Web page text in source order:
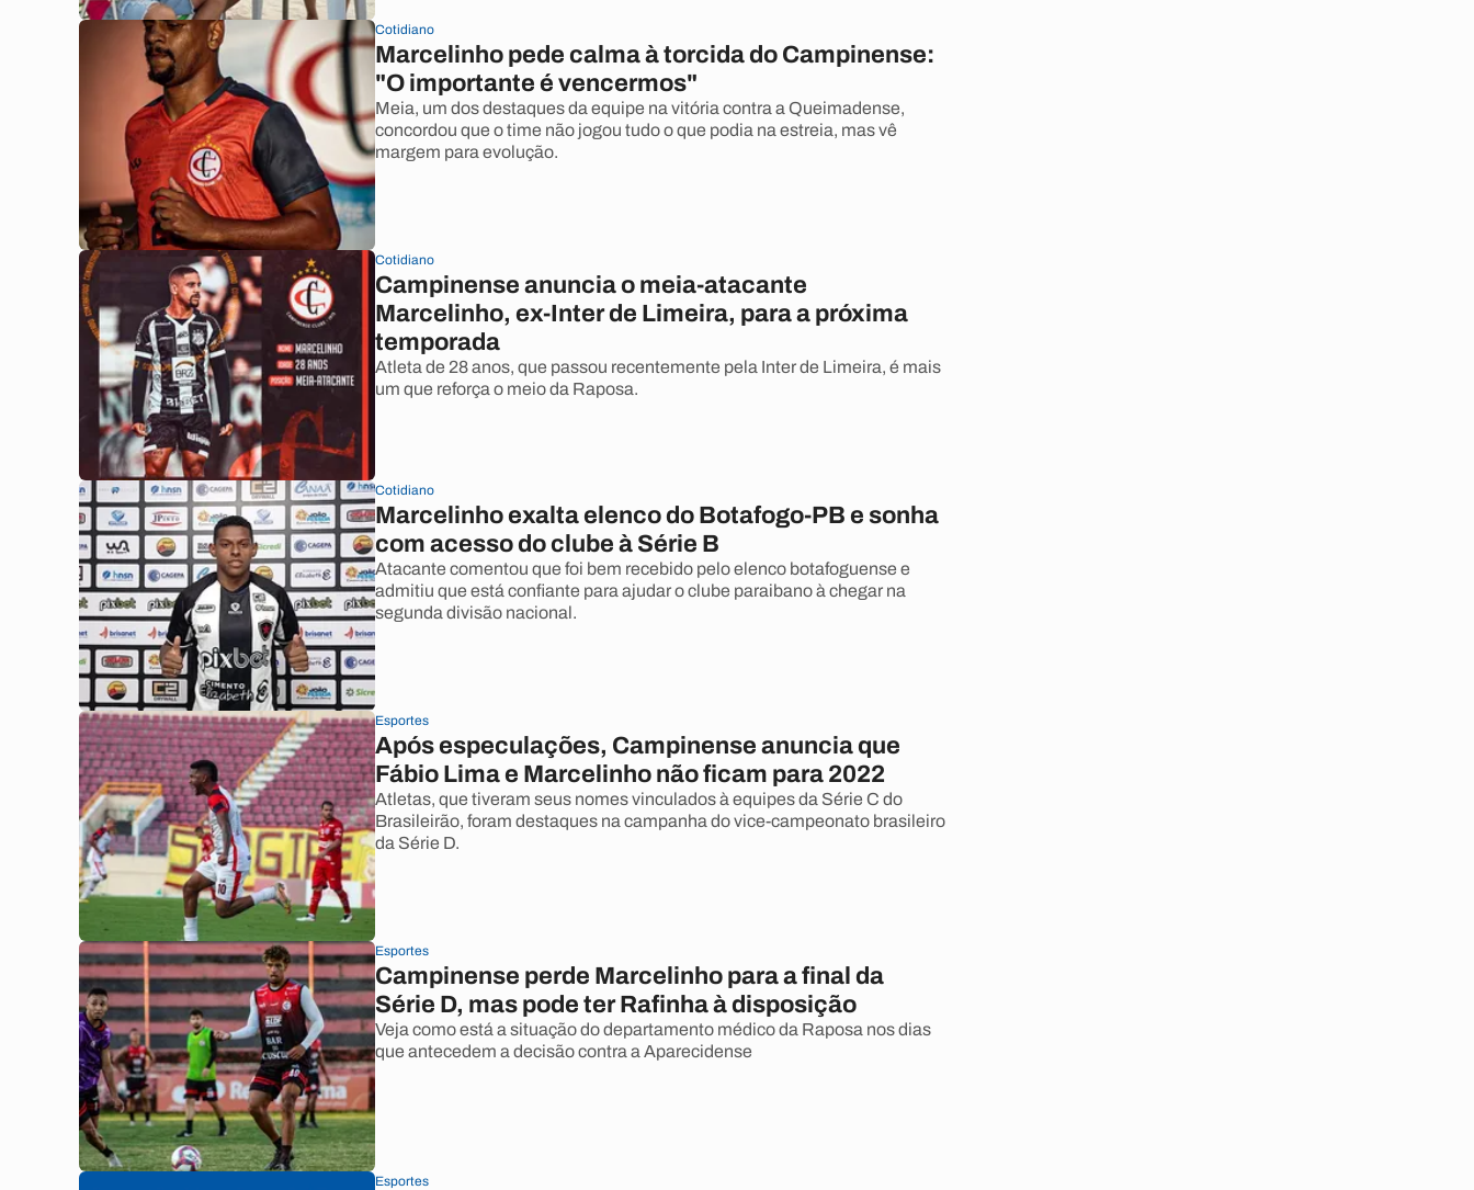
Cotidiano
Marcelinho pede calma à torcida do Campinense:
"O importante é vencermos"
Meia, um dos destaques da equipe na vitória contra a Queimadense,
concordou que o time não jogou tudo o que podia na estreia, mas vê
margem para evolução.
Cotidiano
Campinense anuncia o meia-atacante
Marcelinho, ex-Inter de Limeira, para a próxima
temporada
Atleta de 28 anos, que passou recentemente pela Inter de Limeira, é mais
um que reforça o meio da Raposa.
Cotidiano
Marcelinho exalta elenco do Botafogo-PB e sonha
com acesso do clube à Série B
Atacante comentou que foi bem recebido pelo elenco botafoguense e
admitiu que está confiante para ajudar o clube paraibano à chegar na
segunda divisão nacional.
Esportes
Após especulações, Campinense anuncia que
Fábio Lima e Marcelinho não ficam para 2022
Atletas, que tiveram seus nomes vinculados à equipes da Série C do
Brasileirão, foram destaques na campanha do vice-campeonato brasileiro
da Série D.
Esportes
Campinense perde Marcelinho para a final da
Série D, mas pode ter Rafinha à disposição
Veja como está a situação do departamento médico da Raposa nos dias
que antecedem a decisão contra a Aparecidense
Esportes